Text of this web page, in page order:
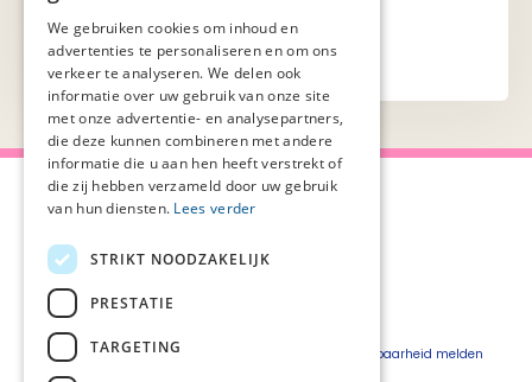
Over Palliaweb
Over PZNL
Pers
Privacyverklaring
Beveiligingskwetsbaarheid melden
We gebruiken cookies om inhoud en
advertenties te personaliseren en om ons
verkeer te analyseren. We delen ook
informatie over uw gebruik van onze site
met onze advertentie- en analysepartners,
die deze kunnen combineren met andere
informatie die u aan hen heeft verstrekt of
die zij hebben verzameld door uw gebruik
van hun diensten. Lees verder
STRIKT NOODZAKELIJK
PRESTATIE
TARGETING